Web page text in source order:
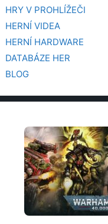
HRY V PROHLÍŽEČI
HERNÍ VIDEA
HERNÍ HARDWARE
DATABÁZE HER
BLOG